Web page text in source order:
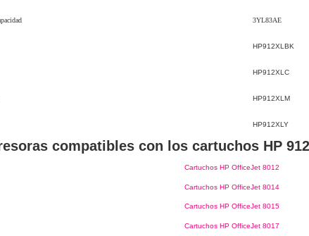
3YL83AE
HP912XLBK
HP912XLC
HP912XLM
HP912XLY
compatibles con los cartuchos HP
Cartuchos HP OfficeJet 8012
Cartuchos HP OfficeJet 8014
Cartuchos HP OfficeJet 8015
Cartuchos HP OfficeJet 8017